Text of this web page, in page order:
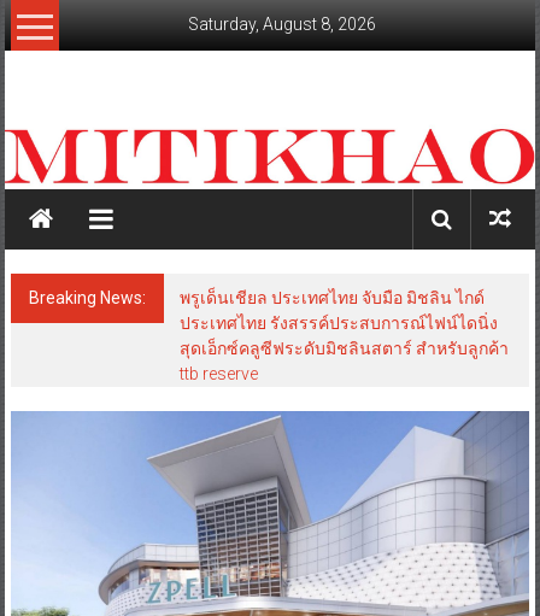
Skip
to
Saturday, August 8, 2026
สะท้อน
ลึก
เหลี่ยม
มุม
เศรษฐกิจ-
การเมือง-
Breaking News:
พรูเด็นเชียล ประเทศไทย จับมือ มิชลิน ไกด์
ประเทศไทย รังสรรค์ประสบการณ์ไฟน์ไดนิ่ง
สุดเอ็กซ์คลูซีฟระดับมิชลินสตาร์ สำหรับลูกค้า
ttb reserve